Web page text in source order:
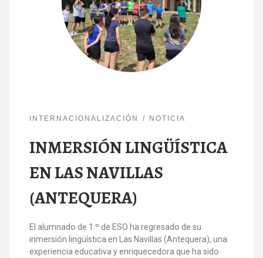
INTERNACIONALIZACIÓN NOTICIA
INMERSIÓN LINGÜÍSTICA
EN LAS NAVILLAS
(ANTEQUERA)
El alumnado de 1.º de ESO ha regresado de su
inmersión lingüística en Las Navillas (Antequera), una
experiencia educativa y enriquecedora que ha sido